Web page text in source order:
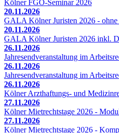
Kölner FGO-Seminar 2026
20.11.2026
GALA Kölner Juristen 2026 -
20.11.2026
GALA Kölner Juristen 2026 inkl.
26.11.2026
Jahresendveranstaltung im
26.11.2026
Jahresendveranstaltung im
26.11.2026
Kölner Arzthaftungs- und
27.11.2026
Kölner Mietrechtstage 2026 -
27.11.2026
Kölner Mietrechtstage 2026 -